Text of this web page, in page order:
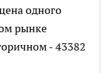
одного
рынке
- 43382